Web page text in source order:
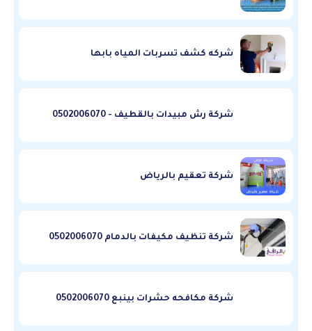
شركه كشف تسربات المياه بابها
شركة رش مبيدات بالقطيف - 0502006070
شركة تعقيم بالرياض
شركة تنظيف مكيفات بالدمام 0502006070
شركة مكافحه حشرات بينبع 0502006070